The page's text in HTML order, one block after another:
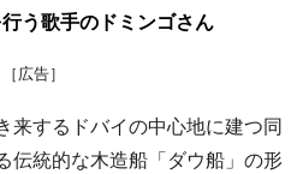
う歌手のドミンゴさん
［広告］
するドバイの中心地に建つ同
伝統的な木造船「ダウ船」の形